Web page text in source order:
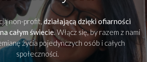
non-profit,działającą dzięki ofiarności
całym świecie. Włącz się, by razem z nami
życia pojedynczych osób i całych
społeczności.